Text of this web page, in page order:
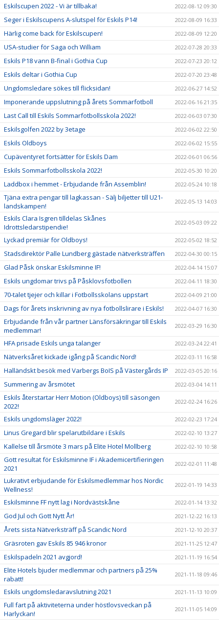
Eskilscupen 2022 - Vi är tillbaka! 2022-08-12 09:30
Seger i Eskilscupens A-slutspel för Eskils P14! 2022-08-09 16:33
Härlig come back för Eskilscupen! 2022-08-09 12:20
USA-studier för Saga och William 2022-07-28 20:33
Eskils P18 vann B-final i Gothia Cup 2022-07-23 20:12
Eskils deltar i Gothia Cup 2022-07-20 23:48
Ungdomsledare sökes till flicksidan! 2022-06-27 14:52
Imponerande uppslutning på årets Sommarfotboll 2022-06-16 21:35
Last Call till Eskils Sommarfotbollsskola 2022! 2022-06-03 07:30
Eskilsgolfen 2022 by 3etage 2022-06-02 22:50
Eskils Oldboys 2022-06-02 15:55
Cupäventyret fortsätter för Eskils Dam 2022-06-01 06:56
Eskils Sommarfotbollsskola 2022! 2022-05-30 10:20
Laddbox i hemmet - Erbjudande från Assemblin! 2022-05-24 10:18
Tjäna extra pengar till lagkassan - Sälj biljetter till U21-
landskampen!
2022-05-13 14:03
Eskils Clara Isgren tilldelas Skånes
Idrottsledarstipendie!
2022-05-03 09:22
Lyckad premiär för Oldboys! 2022-05-02 18:52
Stadsdirektör Palle Lundberg gästade nätverksträffen 2022-04-30 00:15
Glad Påsk önskar Eskilsminne IF! 2022-04-14 15:07
Eskils ungdomar trivs på Påsklovsfotbollen 2022-04-11 18:30
70-talet tjejer och killar i Fotbollsskolans uppstart 2022-04-09 21:00
Dags för årets inskrivning av nya fotbollslirare i Eskils! 2022-04-07 16:30
Erbjudande från vår partner Länsförsäkringar till Eskils
medlemmar!
2022-03-29 16:30
HFA prisade Eskils unga talanger 2022-03-24 22:41
Nätverksåret kickade igång på Scandic Nord! 2022-03-11 16:58
Halländskt besök med Varbergs BoIS på Västergårds IP 2022-03-05 20:16
Summering av årsmötet 2022-03-04 14:11
Eskils återstartar Herr Motion (Oldboys) till säsongen
2022!
2022-02-24 16:26
Eskils ungdomsläger 2022! 2022-02-23 17:24
Linus Gregard blir spelarutbildare i Eskils 2022-02-10 13:27
Kallelse till årsmöte 3 mars på Elite Hotel Mollberg 2022-02-10 10:58
Gott resultat för Eskilsminne IF i Akademicertifieringen
2021
2022-02-01 11:48
Lukrativt erbjudande för Eskilsmedlemmar hos Nordic
Wellness!
2022-01-19 14:33
Eskilsminne FF nytt lag i Nordvästskåne 2022-01-14 13:32
God Jul och Gott Nytt År! 2021-12-22 16:13
Årets sista Nätverksträff på Scandic Nord 2021-12-10 20:37
Gräsroten gav Eskils 85 946 kronor 2021-11-25 12:47
Eskilspadeln 2021 avgjord! 2021-11-19 16:54
Elite Hotels bjuder medlemmar och partners på 25%
rabatt!
2021-11-18 09:46
Eskils ungdomsledaravslutning 2021 2021-11-13 10:09
Full fart på aktiviteterna under höstlovsveckan på
Harlyckan!
2021-11-05 14:09